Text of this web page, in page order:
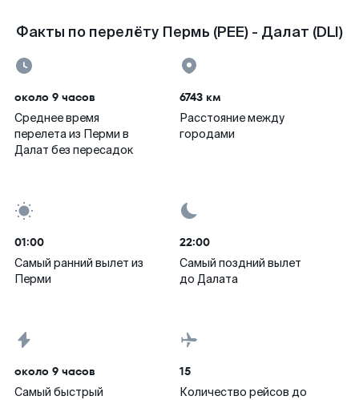
Факты по перелёту Пермь (PEE) - Далат (DLI)
около 9 часов
Среднее время
перелета из Перми в
Далат без пересадок
6743 км
Расстояние между
городами
01:00
Самый ранний вылет из
Перми
22:00
Самый поздний вылет
до Далата
около 9 часов
Самый быстрый
15
Количество рейсов до